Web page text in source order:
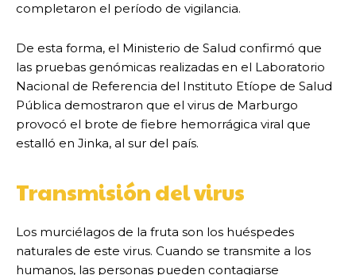
completaron el período de vigilancia.
De esta forma, el Ministerio de Salud confirmó que
las pruebas genómicas realizadas en el Laboratorio
Nacional de Referencia del Instituto Etíope de Salud
Pública demostraron que el virus de Marburgo
provocó el brote de fiebre hemorrágica viral que
estalló en Jinka, al sur del país.
Transmisión del virus
Los murciélagos de la fruta son los huéspedes
naturales de este virus. Cuando se transmite a los
humanos, las personas pueden contagiarse